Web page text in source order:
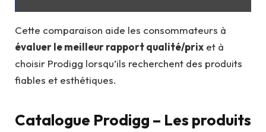
Cette comparaison aide les consommateurs à
évaluer le meilleur rapport qualité/prix et à
choisir Prodigg lorsqu’ils recherchent des produits
fiables et esthétiques.
Catalogue Prodigg – Les produits